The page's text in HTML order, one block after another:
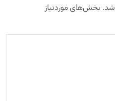
بخش‌های موردنیاز